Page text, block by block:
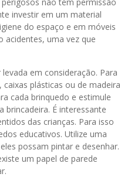
investir em um material
do espaço e em móveis
acidentes, uma vez que
em consideração. Para
plásticas ou de madeira
cada brinquedo e estimule
brincadeira. É interessante
das crianças. Para isso
educativos. Utilize uma
possam pintar e desenhar.
um papel de parede